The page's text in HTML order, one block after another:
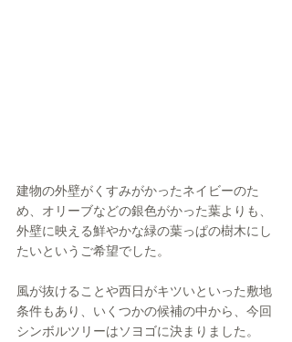
建物の外壁がくすみがかったネイビーのた
め、オリーブなどの銀色がかった葉よりも、
外壁に映える鮮やかな緑の葉っぱの樹木にし
たいというご希望でした。
風が抜けることや西日がキツいといった敷地
条件もあり、いくつかの候補の中から、今回
シンボルツリーはソヨゴに決まりました。